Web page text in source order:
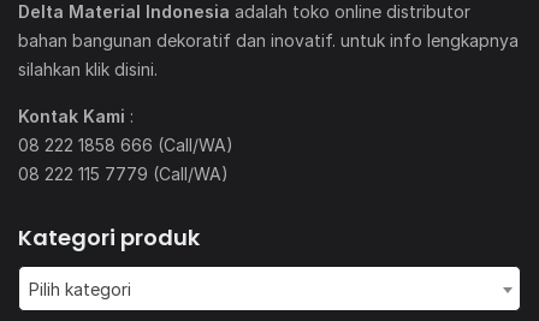
Delta Material Indonesia adalah toko online distributor
bahan bangunan dekoratif dan inovatif. untuk info lengkapnya
silahkan klik disini.
Kontak Kami :
08 222 1858 666 (Call/WA)
08 222 115 7779 (Call/WA)
Kategori produk
Pilih kategori